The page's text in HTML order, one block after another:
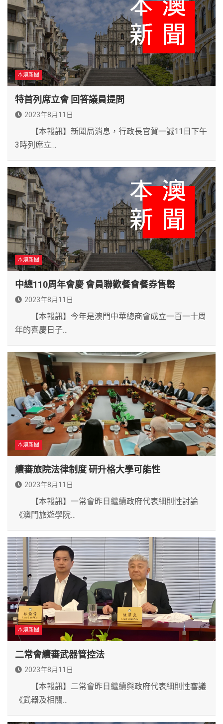
本澳新聞
特首列席立會 回答議員提問
2023年8月11日
【本報訊】新聞局消息，行政長官賀一誠11日下午
3時列席立…
本澳新聞
中總110周年會慶 會員聯歡餐會餐券售罄
2023年8月11日
【本報訊】今年是澳門中華總商會成立一百一十周
年的喜慶日子…
本澳新聞
續審旅院法律制度 研升格大學可能性
2023年8月11日
【本報訊】一常會昨日繼續政府代表細則性討論
《澳門旅遊學院…
本澳新聞
二常會續審武器管控法
2023年8月11日
【本報訊】二常會昨日繼續與政府代表細則性審議
《武器及相關…